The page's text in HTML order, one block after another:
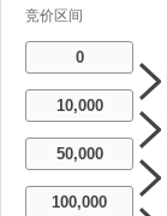
竞价区间
0
10,000
50,000
100,000